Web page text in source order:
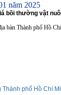
năm 2025
bồi thường vật
bàn Thành phố Hồ
phố Hồ Chí